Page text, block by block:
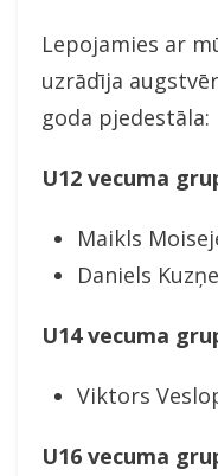
Lepojamies ar
uzrādīja
goda pjedestāla:
U12 vecuma
Maikls
Daniels
U14 vecuma
Viktors
U16 vecuma